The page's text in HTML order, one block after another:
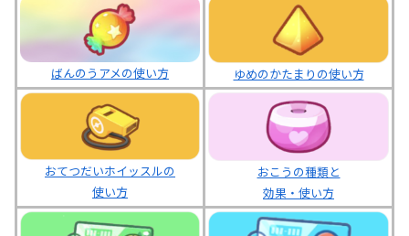
ばんのうアメの使い方 ゆめのかたまりの使い方
おてつだいホイッスルの
使い方
おこうの種類と
効果・使い方